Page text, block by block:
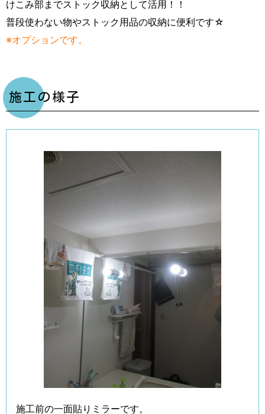
けこみ部までストック収納として活用！！
普段使わない物やストック用品の収納に便利です☆
※オプションです。
施工の様子
施工前の一面貼りミラーです。